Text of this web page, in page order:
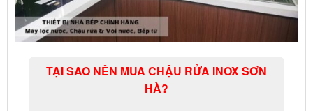
TẠI SAO NÊN MUA CHẬU RỬA INOX SƠN
HÀ?